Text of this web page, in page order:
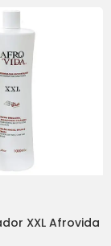
XXL Afrovida